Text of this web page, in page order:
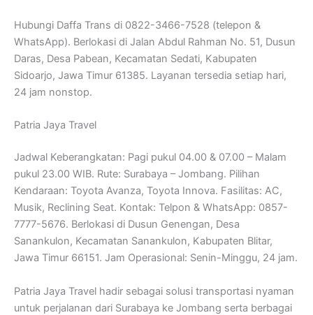
Hubungi Daffa Trans di 0822-3466-7528 (telepon &
WhatsApp). Berlokasi di Jalan Abdul Rahman No. 51, Dusun
Daras, Desa Pabean, Kecamatan Sedati, Kabupaten
Sidoarjo, Jawa Timur 61385. Layanan tersedia setiap hari,
24 jam nonstop.
Patria Jaya Travel
Jadwal Keberangkatan: Pagi pukul 04.00 & 07.00 – Malam
pukul 23.00 WIB. Rute: Surabaya – Jombang. Pilihan
Kendaraan: Toyota Avanza, Toyota Innova. Fasilitas: AC,
Musik, Reclining Seat. Kontak: Telpon & WhatsApp: 0857-
7777-5676. Berlokasi di Dusun Genengan, Desa
Sanankulon, Kecamatan Sanankulon, Kabupaten Blitar,
Jawa Timur 66151. Jam Operasional: Senin-Minggu, 24 jam.
Patria Jaya Travel hadir sebagai solusi transportasi nyaman
untuk perjalanan dari Surabaya ke Jombang serta berbagai